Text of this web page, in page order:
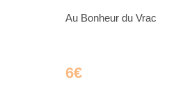
Au Bonheur du Vrac
6€